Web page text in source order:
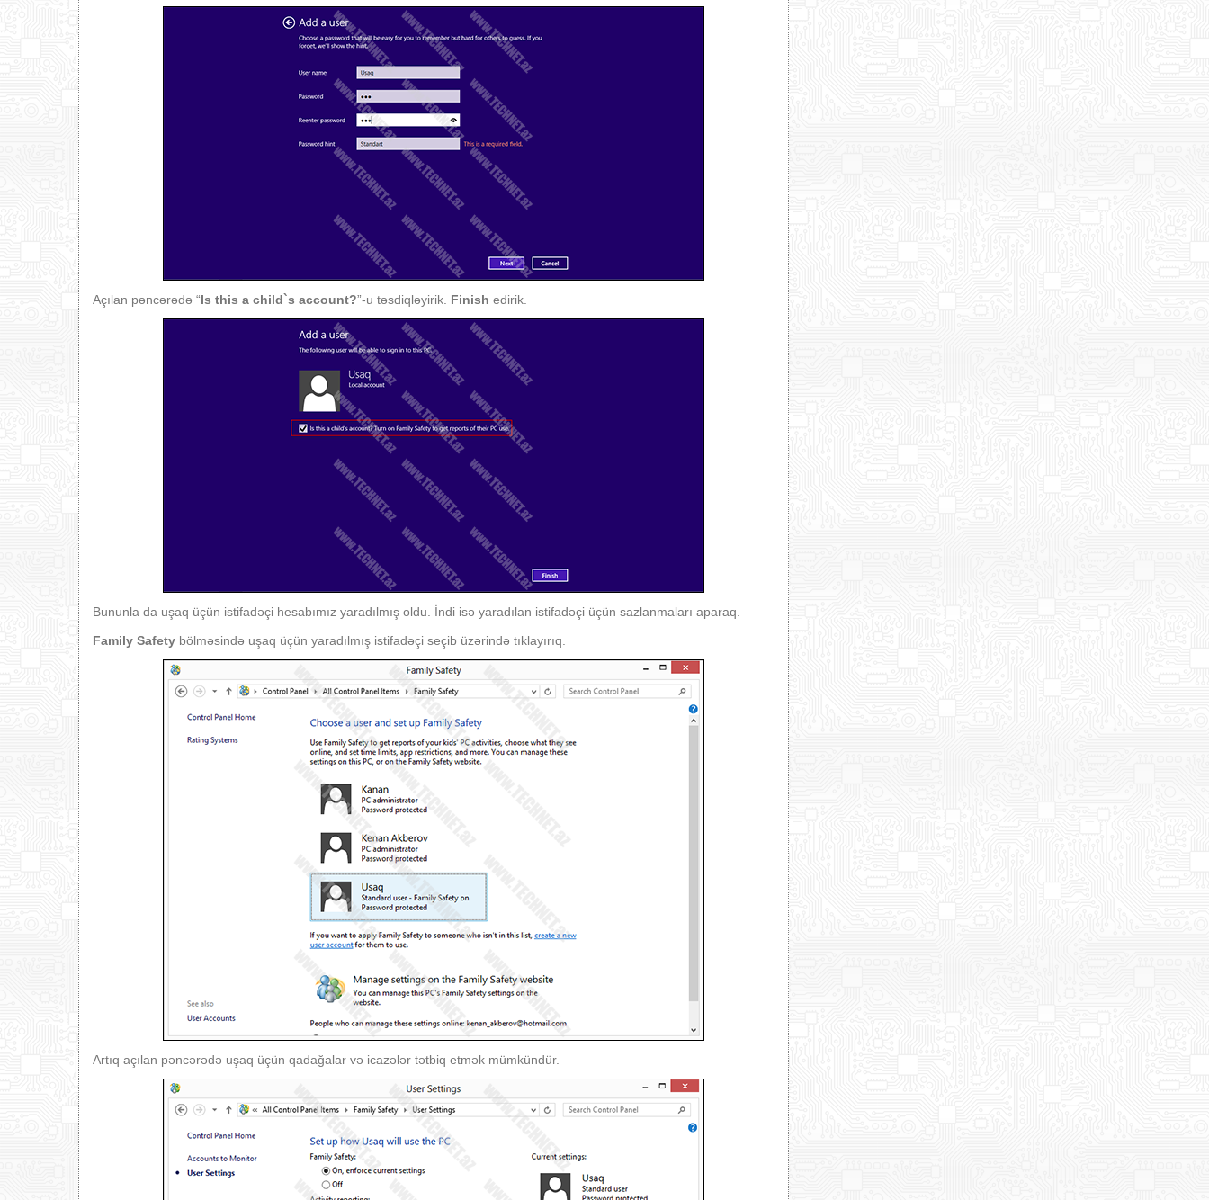
Açılan pəncərədə “Is this a child`s account?”-u təsdiqləyirik. Finish edirik.
Bununla da uşaq üçün istifadəçi hesabımız yaradılmış oldu. İndi isə yaradılan istifadəçi üçün sazlanmaları aparaq.
Family Safety bölməsində uşaq üçün yaradılmış istifadəçi seçib üzərində tıklayırıq.
Artıq açılan pəncərədə uşaq üçün qadağalar və icazələr tətbiq etmək mümkündür.